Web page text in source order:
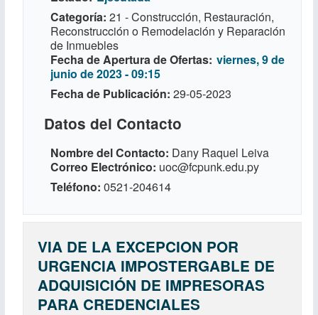
Categoría 21 - Construcción, Restauración,
Reconstrucción o Remodelación y Reparación
de Inmuebles
Fecha de Apertura de Ofertas viernes, 9 de
junio de 2023 - 09:15
Fecha de Publicación 29-05-2023
Datos del Contacto
Nombre del Contacto Dany Raquel Leiva
Correo Electrónico uoc@fcpunk.edu.py
Teléfono 0521-204614
VIA DE LA EXCEPCION POR
URGENCIA IMPOSTERGABLE DE
ADQUISICIÓN DE IMPRESORAS
PARA CREDENCIALES